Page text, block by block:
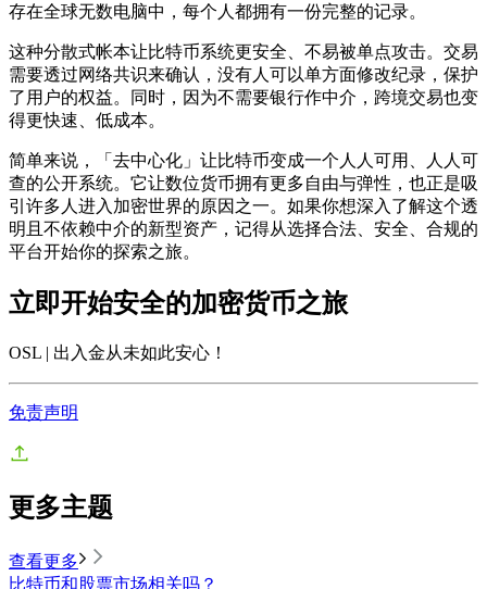
存在全球无数电脑中，每个人都拥有一份完整的记录。
这种分散式帐本让比特币系统更安全、不易被单点攻击。交易
需要透过网络共识来确认，没有人可以单方面修改纪录，保护
了用户的权益。同时，因为不需要银行作中介，跨境交易也变
得更快速、低成本。
简单来说，「去中心化」让比特币变成一个人人可用、人人可
查的公开系统。它让数位货币拥有更多自由与弹性，也正是吸
引许多人进入加密世界的原因之一。如果你想深入了解这个透
明且不依赖中介的新型资产，记得从选择合法、安全、合规的
平台开始你的探索之旅。
立即开始安全的加密货币之旅
OSL | 出入金从未如此安心 ！
免责声明
更多主题
查看更多
比特币和股票市场相关吗？